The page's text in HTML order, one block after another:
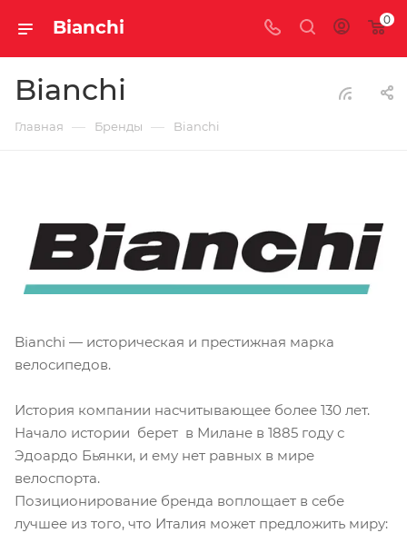
Bianchi 0
Bianchi
Главная — Бренды — Bianchi
Bianchi — историческая и престижная марка
велосипедов.
История компании насчитывающее более 130 лет.
Начало истории берет в Милане в 1885 году с
Эдоардо Бьянки, и ему нет равных в мире
велоспорта.
Позиционирование бренда воплощает в себе
лучшее из того, что Италия может предложить миру: